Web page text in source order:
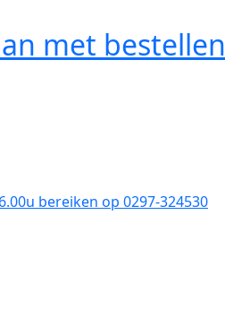
met bestellen
bereiken op 0297-324530